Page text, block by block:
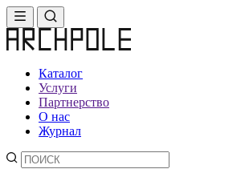
Каталог
Услуги
Партнерство
О нас
Журнал